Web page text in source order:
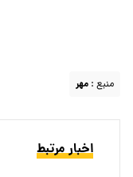
منبع : مهر
اخبار مرتبط